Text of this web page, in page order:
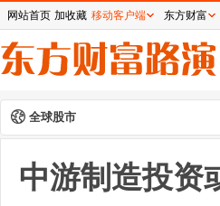
全球股市
中游制造投资
网站首页 加收藏 移动客户端 东方财富